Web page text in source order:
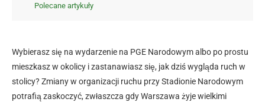
Polecane artykuły
Wybierasz się na wydarzenie na PGE Narodowym albo po prostu
mieszkasz w okolicy i zastanawiasz się, jak dziś wygląda ruch w
stolicy? Zmiany w organizacji ruchu przy Stadionie Narodowym
potrafią zaskoczyć, zwłaszcza gdy Warszawa żyje wielkimi